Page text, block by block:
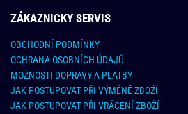
ZÁKAZNICKY SERVIS
OBCHODNÍ PODMÍNKY
OCHRANA OSOBNÍCH ÚDAJŮ
MOŽNOSTI DOPRAVY A PLATBY
JAK POSTUPOVAT PŘI VÝMĚNĚ ZBOŽÍ
JAK POSTUPOVAT PŘI VRÁCENÍ ZBOŽÍ